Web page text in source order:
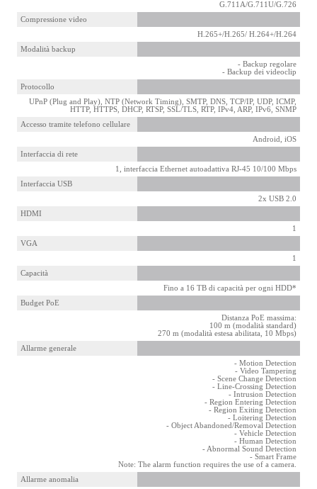
G.711A/G.711U/G.726
Compressione video
H.265+/H.265/ H.264+/H.264
Modalità backup
- Backup regolare
- Backup dei videoclip
Protocollo
UPnP (Plug and Play), NTP (Network Timing), SMTP, DNS, TCP/IP, UDP, ICMP,
HTTP, HTTPS, DHCP, RTSP, SSL/TLS, RTP, IPv4, ARP, IPv6, SNMP
Accesso tramite telefono cellulare
Android, iOS
Interfaccia di rete
1, interfaccia Ethernet autoadattiva RJ-45 10/100 Mbps
Interfaccia USB
2x USB 2.0
HDMI
1
VGA
1
Capacità
Fino a 16 TB di capacità per ogni HDD*
Budget PoE
Distanza PoE massima:
100 m (modalità standard)
270 m (modalità estesa abilitata, 10 Mbps)
Allarme generale
- Motion Detection
- Video Tampering
- Scene Change Detection
- Line-Crossing Detection
- Intrusion Detection
- Region Entering Detection
- Region Exiting Detection
- Loitering Detection
- Object Abandoned/Removal Detection
- Vehicle Detection
- Human Detection
- Abnormal Sound Detection
- Smart Frame
Note: The alarm function requires the use of a camera.
Allarme anomalia